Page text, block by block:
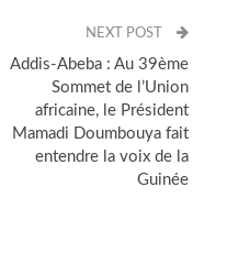
NEXT POST
Addis-Abeba : Au 39ème
Sommet de l’Union
africaine, le Président
Mamadi Doumbouya fait
entendre la voix de la
Guinée